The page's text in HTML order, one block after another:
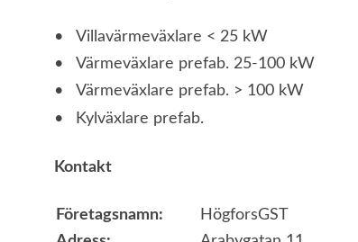
Villavärmeväxlare < 25 kW
Värmeväxlare prefab. 25-100 kW
Värmeväxlare prefab. > 100 kW
Kylväxlare prefab.
Kontakt
Företagsnamn:
HögforsGST